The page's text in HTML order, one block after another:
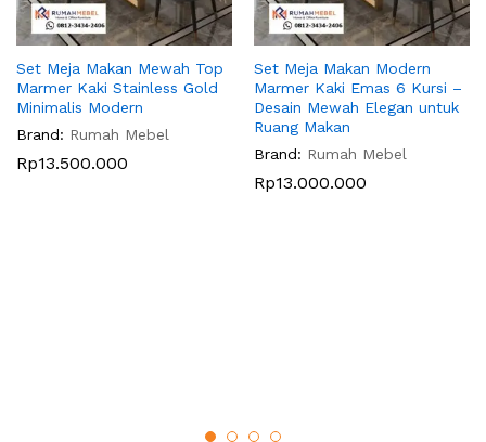
Set Meja Makan Mewah Top
Marmer Kaki Stainless Gold
Minimalis Modern
Brand: Rumah Mebel
Rp13.500.000
Set Meja Makan Modern
Marmer Kaki Emas 6 Kursi –
Desain Mewah Elegan untuk
Ruang Makan
Brand: Rumah Mebel
Rp13.000.000